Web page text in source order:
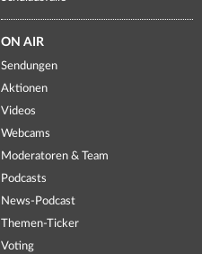
ON AIR
Sendungen
Aktionen
Videos
Webcams
Moderatoren & Team
Podcasts
News-Podcast
Themen-Ticker
Voting